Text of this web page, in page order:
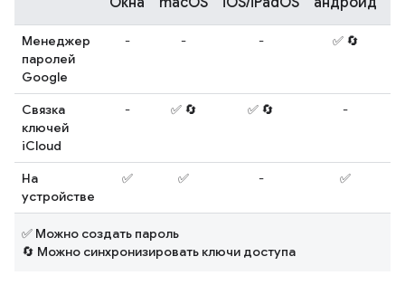
Менеджер
паролей
Google
- - - ✅ 🔄
Связка
ключей
iCloud
- ✅ 🔄 ✅ 🔄 -
На
устройстве
✅ ✅ - ✅
✅ Можно создать пароль
🔄 Можно синхронизировать ключи доступа